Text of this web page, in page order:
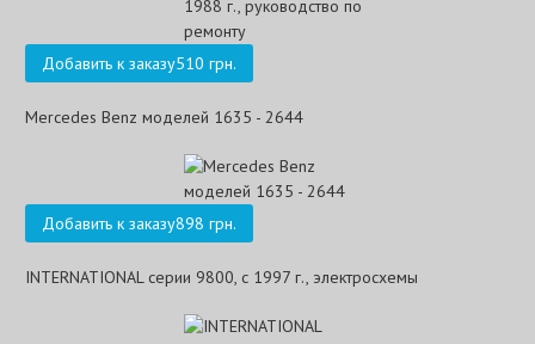
Добавить к заказу510 грн.
Mercedes Benz моделей 1635 - 2644
Добавить к заказу898 грн.
INTERNATIONAL серии 9800, с 1997 г., электросхемы